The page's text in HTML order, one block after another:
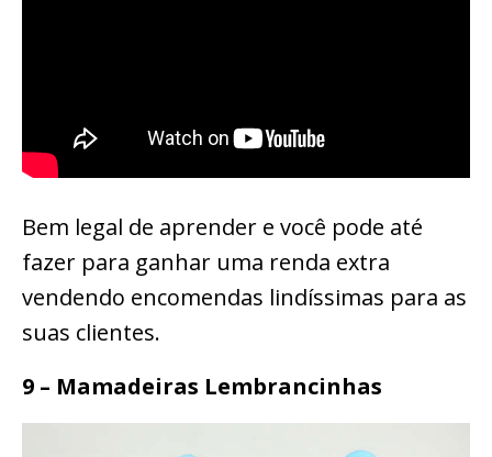
Bem legal de aprender e você pode até
fazer para ganhar uma renda extra
vendendo encomendas lindíssimas para as
suas clientes.
9 – Mamadeiras Lembrancinhas